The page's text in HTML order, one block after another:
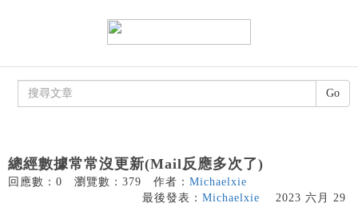
總經數據常常沒更新(Mail反應多次了)
回應數：0 瀏覽數：379 作者： Michaelxie
最後發表： Michaelxie 2023 六月 29
Go